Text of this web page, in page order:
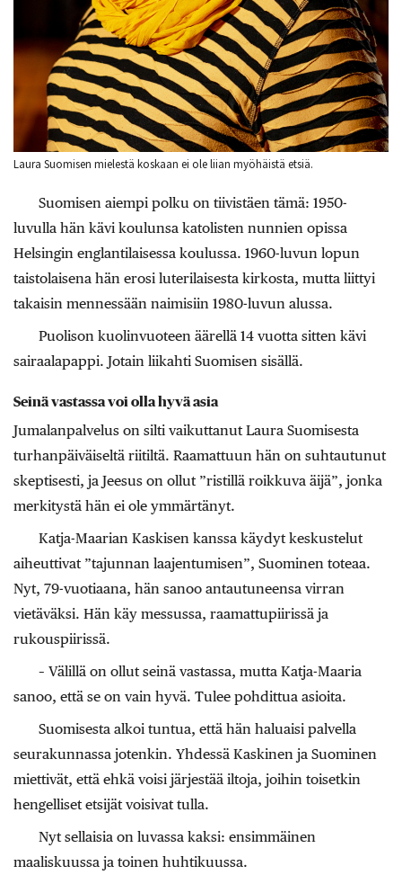
Laura Suomisen mielestä koskaan ei ole liian myöhäistä etsiä.
Suomisen aiempi polku on tiivistäen tämä: 1950-
luvulla hän kävi koulunsa katolisten nunnien opissa
Helsingin englantilaisessa koulussa. 1960-luvun lopun
taistolaisena hän erosi luterilaisesta kirkosta, mutta liittyi
takaisin mennessään naimisiin 1980-luvun alussa.
Puolison kuolinvuoteen äärellä 14 vuotta sitten kävi
sairaalapappi. Jotain liikahti Suomisen sisällä.
Seinä vastassa voi olla hyvä asia
Jumalanpalvelus on silti vaikuttanut Laura Suomisesta
turhanpäiväiseltä riitiltä. Raamattuun hän on suhtautunut
skeptisesti, ja Jeesus on ollut ”ristillä roikkuva äijä”, jonka
merkitystä hän ei ole ymmärtänyt.
Katja-Maarian Kaskisen kanssa käydyt keskustelut
aiheuttivat ”tajunnan laajentumisen”, Suominen toteaa.
Nyt, 79-vuotiaana, hän sanoo antautuneensa virran
vietäväksi. Hän käy messussa, raamattupiirissä ja
rukouspiirissä.
– Välillä on ollut seinä vastassa, mutta Katja-Maaria
sanoo, että se on vain hyvä. Tulee pohdittua asioita.
Suomisesta alkoi tuntua, että hän haluaisi palvella
seurakunnassa jotenkin. Yhdessä Kaskinen ja Suominen
miettivät, että ehkä voisi järjestää iltoja, joihin toisetkin
hengelliset etsijät voisivat tulla.
Nyt sellaisia on luvassa kaksi: ensimmäinen
maaliskuussa ja toinen huhtikuussa.